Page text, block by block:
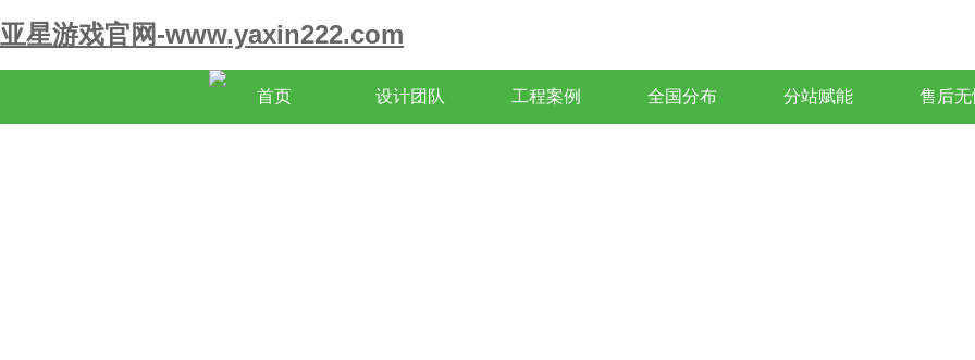
亚星游戏官网-www.yaxin222.com
首页 设计团队 工程案例 全国分布 分站赋能 售后无